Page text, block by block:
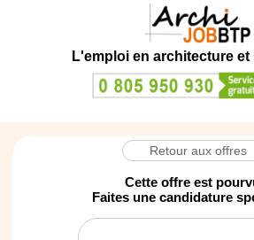
L'emploi en architecture
Retour aux offres
Cette offre est
Faites une candidature